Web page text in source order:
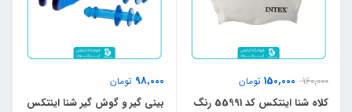
160,000
150,000 تومان
کلاه شنا اینتکس کد 55991 رنگ
98,000 تومان
بینی گیر و گوش گیر شنا اینتکس